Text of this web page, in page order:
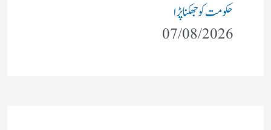
حکومت کو جھکنا پڑا
07/08/2026